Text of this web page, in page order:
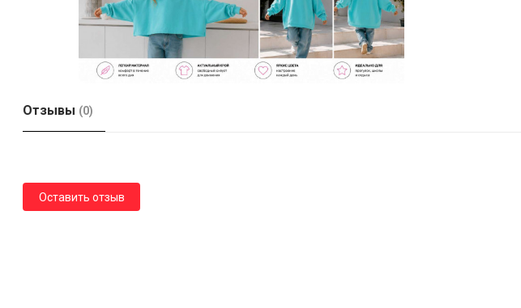
Отзывы (0)
Оставить отзыв